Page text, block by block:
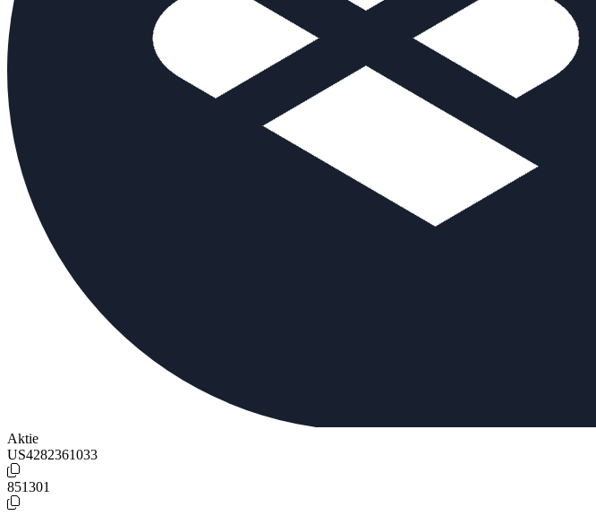
Aktie
US4282361033
851301